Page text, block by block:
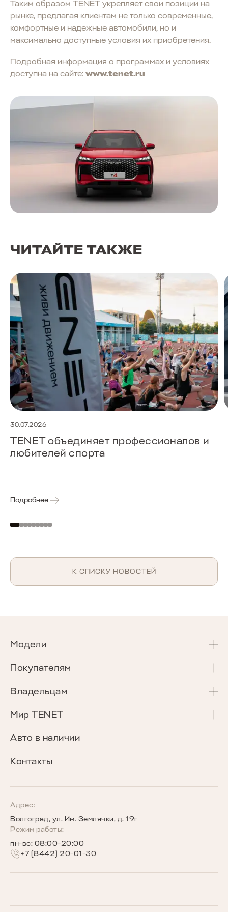
Таким образом TENET укрепляет свои позиции на
рынке, предлагая клиентам не только современные,
комфортные и надежные автомобили, но и
максимально доступные условия их приобретения.
Подробная информация о программах и условиях
доступна на сайте: www.tenet.ru
ЧИТАЙТЕ ТАКЖЕ
30.07.2026
TENET объединяет профессионалов и
любителей спорта
Подробнее
К СПИСКУ НОВОСТЕЙ
Модели
T4
T4L
T7
T8
Покупателям
Акции и спецпредложения
Калькулятор Трейд-Ин
Сравнение комплектаций
Кредитные программы
Программы страхования
Владельцам
Сервисные акции
Программа «Помощь в пути»
Гарантия
Запись на сервис
Мир TENET
О бренде
Награды TENET
Сообщество владельцев TENET
Беговое сообщество TENET
Авто в наличии
Контакты
Адрес:
Волгоград, ул. Им. Землячки, д. 19г
Режим работы:
пн-вс: 08:00-20:00
+7 (8442) 20-01-30